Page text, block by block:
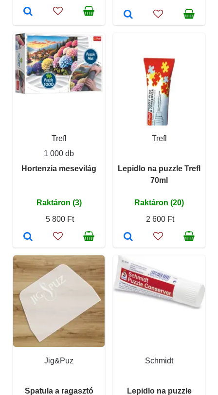
Trefl
1 000 db
Hortenzia mesevilág
Raktáron (3)
5 800 Ft
Trefl
Lepidlo na puzzle Trefl
70ml
Raktáron (20)
2 600 Ft
Jig&Puz
Spatula a ragasztó
Schmidt
Lepidlo na puzzle